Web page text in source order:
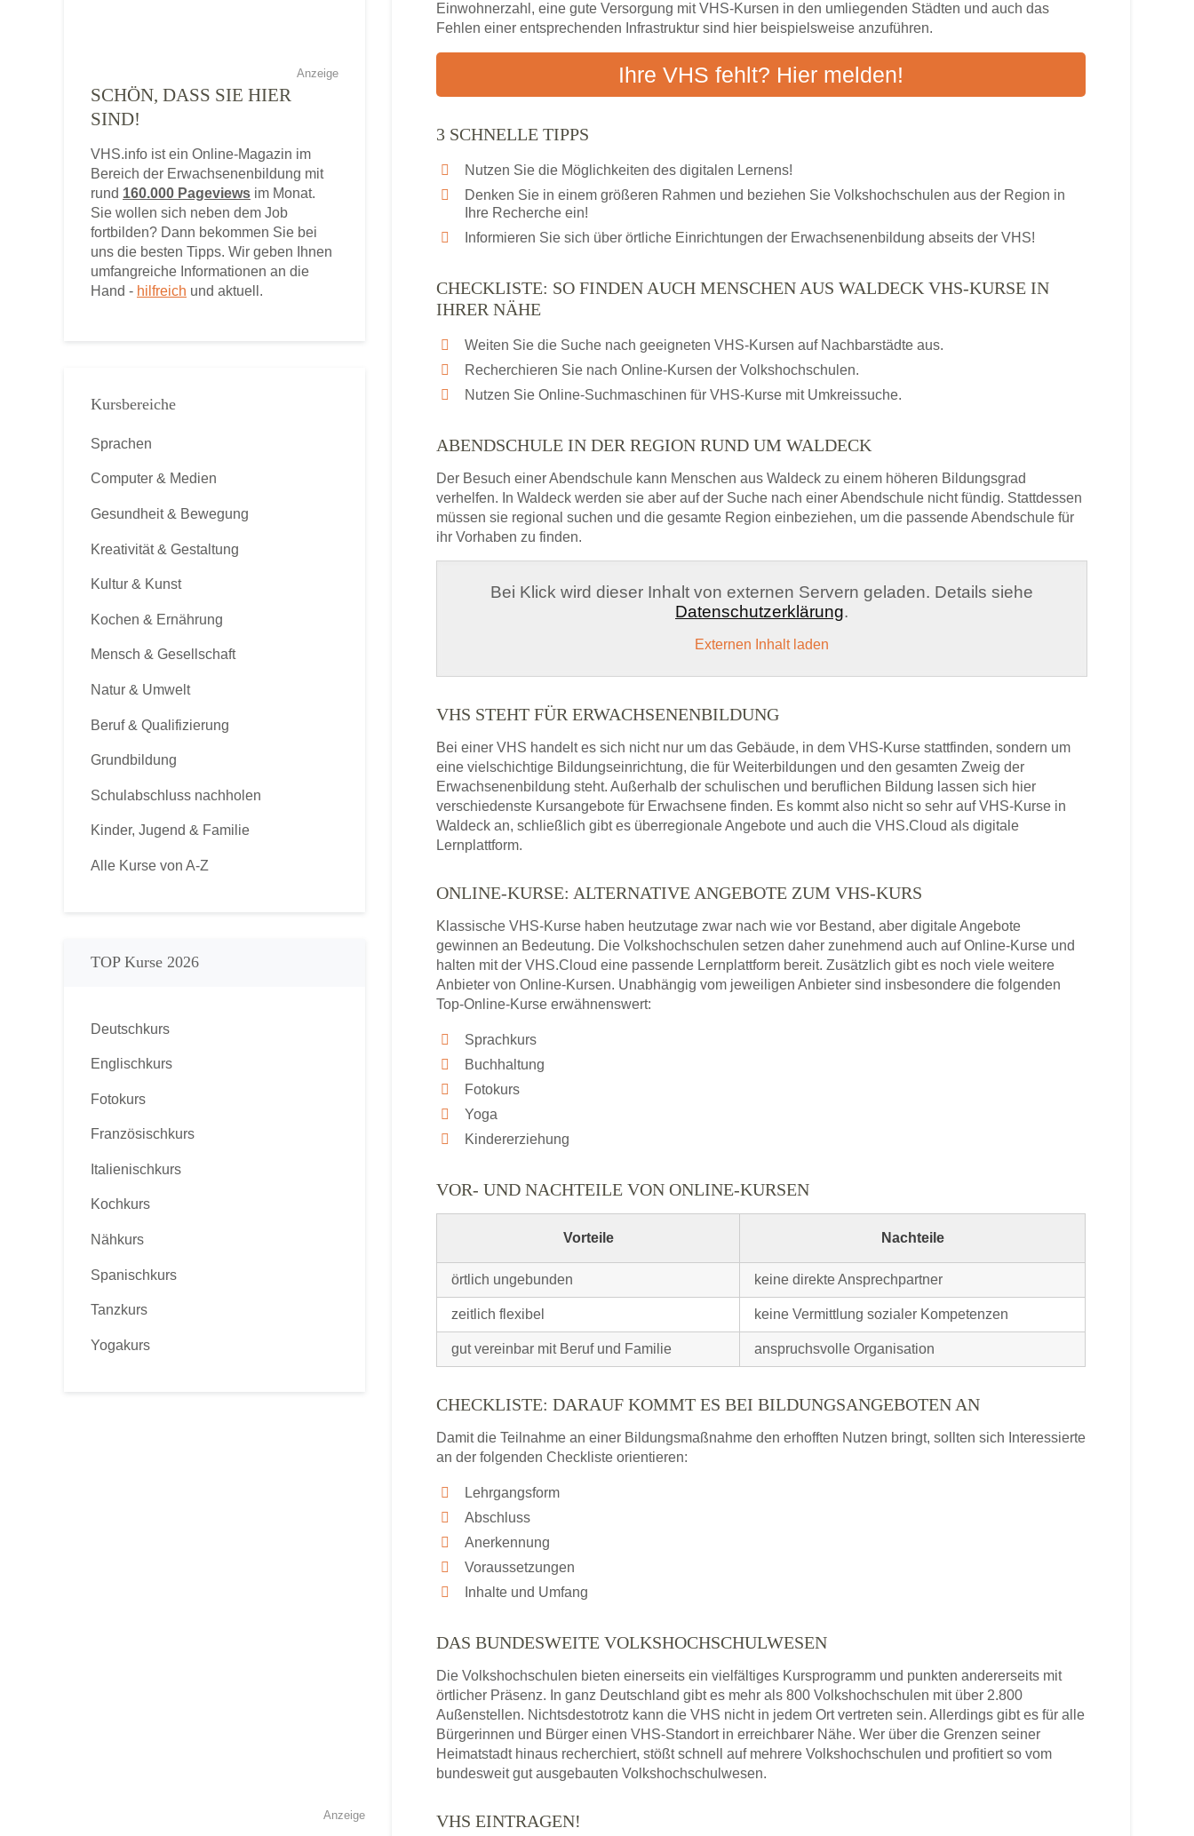
VHS steht für Erwachsenenbildung
Online-Kurse: Alternative Angebote zum VHS-Kurs
Checkliste: Darauf kommt es bei Bildungsangeboten an
Einwohnerzahl, eine gute Versorgung mit VHS-Kursen in den umliegenden Städten und auch das
Fehlen einer entsprechenden Infrastruktur sind hier beispielsweise anzuführen.
Ihre VHS fehlt? Hier melden!
3 SCHNELLE TIPPS
Nutzen Sie die Möglichkeiten des digitalen Lernens!
Denken Sie in einem größeren Rahmen und beziehen Sie Volkshochschulen aus der Region in
Ihre Recherche ein!
Informieren Sie sich über örtliche Einrichtungen der Erwachsenenbildung abseits der VHS!
CHECKLISTE: SO FINDEN AUCH MENSCHEN AUS WALDECK VHS-KURSE IN
IHRER NÄHE
Weiten Sie die Suche nach geeigneten VHS-Kursen auf Nachbarstädte aus.
Recherchieren Sie nach Online-Kursen der Volkshochschulen.
Nutzen Sie Online-Suchmaschinen für VHS-Kurse mit Umkreissuche.
ABENDSCHULE IN DER REGION RUND UM WALDECK
Der Besuch einer Abendschule kann Menschen aus Waldeck zu einem höheren Bildungsgrad
verhelfen. In Waldeck werden sie aber auf der Suche nach einer Abendschule nicht fündig. Stattdessen
müssen sie regional suchen und die gesamte Region einbeziehen, um die passende Abendschule für
ihr Vorhaben zu finden.
Bei Klick wird dieser Inhalt von externen Servern geladen. Details siehe
Datenschutzerklärung.
Externen Inhalt laden
VHS STEHT FÜR ERWACHSENENBILDUNG
Bei einer VHS handelt es sich nicht nur um das Gebäude, in dem VHS-Kurse stattfinden, sondern um
eine vielschichtige Bildungseinrichtung, die für Weiterbildungen und den gesamten Zweig der
Erwachsenenbildung steht. Außerhalb der schulischen und beruflichen Bildung lassen sich hier
verschiedenste Kursangebote für Erwachsene finden. Es kommt also nicht so sehr auf VHS-Kurse in
Waldeck an, schließlich gibt es überregionale Angebote und auch die VHS.Cloud als digitale
Lernplattform.
ONLINE-KURSE: ALTERNATIVE ANGEBOTE ZUM VHS-KURS
Klassische VHS-Kurse haben heutzutage zwar nach wie vor Bestand, aber digitale Angebote
gewinnen an Bedeutung. Die Volkshochschulen setzen daher zunehmend auch auf Online-Kurse und
halten mit der VHS.Cloud eine passende Lernplattform bereit. Zusätzlich gibt es noch viele weitere
Anbieter von Online-Kursen. Unabhängig vom jeweiligen Anbieter sind insbesondere die folgenden
Top-Online-Kurse erwähnenswert:
Sprachkurs
Buchhaltung
Fotokurs
Yoga
Kindererziehung
VOR- UND NACHTEILE VON ONLINE-KURSEN
Vorteile Nachteile
örtlich ungebunden keine direkte Ansprechpartner
zeitlich flexibel keine Vermittlung sozialer Kompetenzen
gut vereinbar mit Beruf und Familie anspruchsvolle Organisation
CHECKLISTE: DARAUF KOMMT ES BEI BILDUNGSANGEBOTEN AN
Damit die Teilnahme an einer Bildungsmaßnahme den erhofften Nutzen bringt, sollten sich Interessierte
an der folgenden Checkliste orientieren:
Lehrgangsform
Abschluss
Anerkennung
Voraussetzungen
Inhalte und Umfang
DAS BUNDESWEITE VOLKSHOCHSCHULWESEN
Die Volkshochschulen bieten einerseits ein vielfältiges Kursprogramm und punkten andererseits mit
örtlicher Präsenz. In ganz Deutschland gibt es mehr als 800 Volkshochschulen mit über 2.800
Außenstellen. Nichtsdestotrotz kann die VHS nicht in jedem Ort vertreten sein. Allerdings gibt es für alle
Bürgerinnen und Bürger einen VHS-Standort in erreichbarer Nähe. Wer über die Grenzen seiner
Heimatstadt hinaus recherchiert, stößt schnell auf mehrere Volkshochschulen und profitiert so vom
bundesweit gut ausgebauten Volkshochschulwesen.
VHS EINTRAGEN!
Anzeige
SCHÖN, DASS SIE HIER
SIND!
VHS.info ist ein Online-Magazin im
Bereich der Erwachsenenbildung mit
rund 160.000 Pageviews im Monat.
Sie wollen sich neben dem Job
fortbilden? Dann bekommen Sie bei
uns die besten Tipps. Wir geben Ihnen
umfangreiche Informationen an die
Hand - hilfreich und aktuell.
Kursbereiche
Sprachen
Computer & Medien
Gesundheit & Bewegung
Kreativität & Gestaltung
Kultur & Kunst
Kochen & Ernährung
Mensch & Gesellschaft
Natur & Umwelt
Beruf & Qualifizierung
Grundbildung
Schulabschluss nachholen
Kinder, Jugend & Familie
Alle Kurse von A-Z
TOP Kurse 2026
Deutschkurs
Englischkurs
Fotokurs
Französischkurs
Italienischkurs
Kochkurs
Nähkurs
Spanischkurs
Tanzkurs
Yogakurs
Anzeige